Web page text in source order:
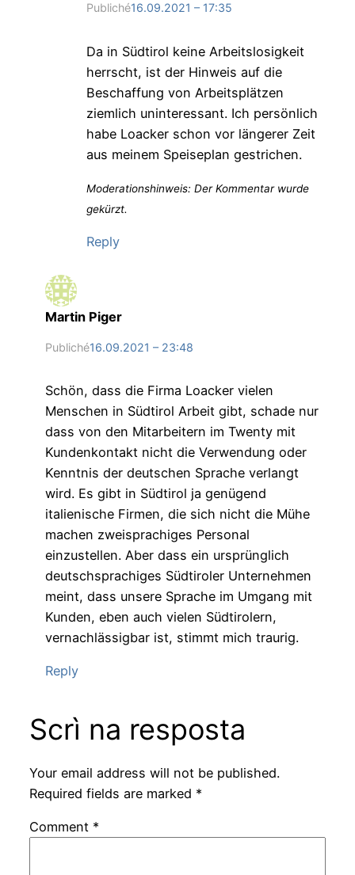
Publiché16.09.2021 – 17:35
Da in Südtirol keine Arbeitslosigkeit
herrscht, ist der Hinweis auf die
Beschaffung von Arbeitsplätzen
ziemlich uninteressant. Ich persönlich
habe Loacker schon vor längerer Zeit
aus meinem Speiseplan gestrichen.
Moderationshinweis: Der Kommentar wurde
gekürzt.
Reply
Martin Piger
Publiché16.09.2021 – 23:48
Schön, dass die Firma Loacker vielen
Menschen in Südtirol Arbeit gibt, schade nur
dass von den Mitarbeitern im Twenty mit
Kundenkontakt nicht die Verwendung oder
Kenntnis der deutschen Sprache verlangt
wird. Es gibt in Südtirol ja genügend
italienische Firmen, die sich nicht die Mühe
machen zweisprachiges Personal
einzustellen. Aber dass ein ursprünglich
deutschsprachiges Südtiroler Unternehmen
meint, dass unsere Sprache im Umgang mit
Kunden, eben auch vielen Südtirolern,
vernachlässigbar ist, stimmt mich traurig.
Reply
Scrì na resposta
Your email address will not be published.
Required fields are marked *
Comment *